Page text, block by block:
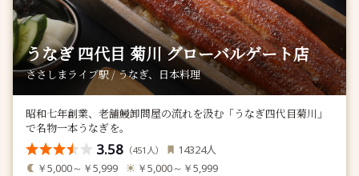
うなぎ 四代目 菊川 グローバルゲート店
ささしまライブ駅 / うなぎ、日本料理
昭和七年創業、老舗鰻卸問屋の流れを汲む「うなぎ四代目菊川」
で名物一本うなぎを。
3.58 （451 人） 14324人
￥5,000～￥5,999 ￥5,000～￥5,999